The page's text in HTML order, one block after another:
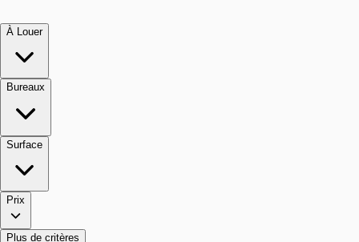
À Louer
Bureaux
Surface
Prix
Plus de critères